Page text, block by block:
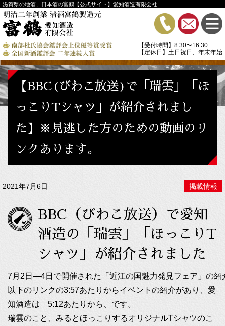
滋賀県の地酒、日本酒の富鶴【公式サイト】愛知酒造有限会社
【受付時間】8:30〜16:30
【定休日】土日祝日、年末年始
【BBC(びわこ放送)で「瑞雲」「ほ
っこりTシャツ」が紹介されまし
た】※見逃した方のための動画のリ
ンクあります。
2021年7月6日 掲載情報
BBC（びわこ放送）で愛知
酒造の「瑞雲」「ほっこりT
シャツ」が紹介されました
7月2日―4日で開催された「近江の国魅力発見フェア」の
以下のリンクの3:57あたりからイベントの紹介があり、愛
知酒造は 5:12あたりから、です。
瑞雲のこと、みるとほっこりするオリジナルTシャツのこ